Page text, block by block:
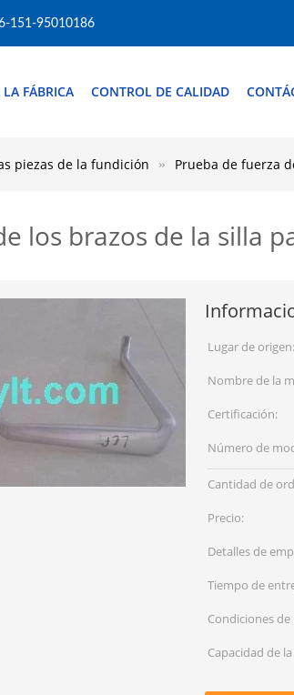
151-95010186
FÁBRICA CONTROL DE CALIDAD
piezas de la fundición Prueba de fuerza
los brazos de la silla
Lugar de origen:
Nombre de la
Certificación:
Número de
Cantidad de
Precio:
Detalles de
Tiempo de
Condiciones de
Capacidad de